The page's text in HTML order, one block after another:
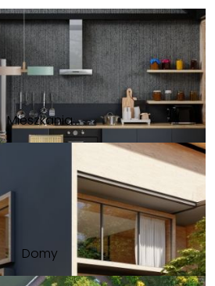
Mieszkania
Domy